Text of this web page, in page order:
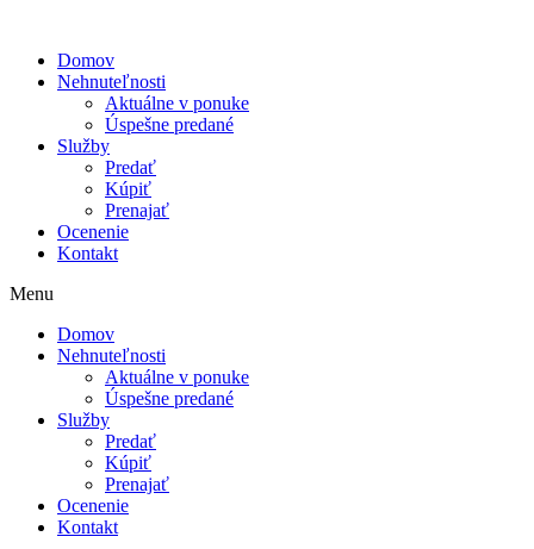
Domov
Nehnuteľnosti
Aktuálne v ponuke
Úspešne predané
Služby
Predať
Kúpiť
Prenajať
Ocenenie
Kontakt
Menu
Domov
Nehnuteľnosti
Aktuálne v ponuke
Úspešne predané
Služby
Predať
Kúpiť
Prenajať
Ocenenie
Kontakt